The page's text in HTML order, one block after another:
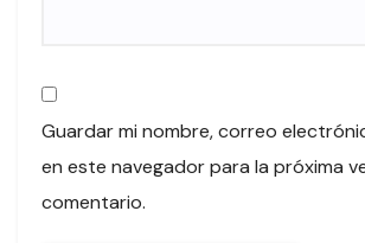
Guardar mi nombre, correo
en este navegador para la próxima
comentario.